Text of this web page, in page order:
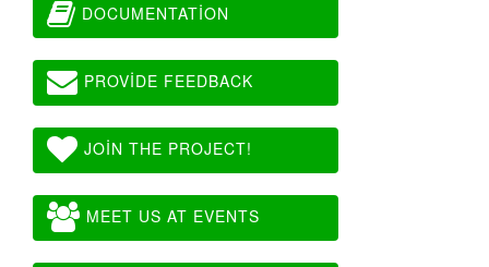
DOCUMENTATION
PROVIDE FEEDBACK
JOIN THE PROJECT!
MEET US AT EVENTS